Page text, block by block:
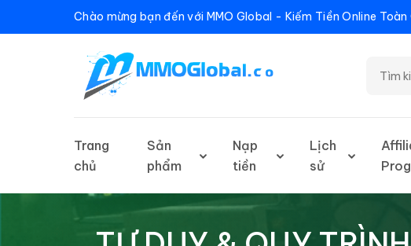
Chào mừng bạn đến với MMO Global - Kiếm Tiền Online Toàn
Trang
chủ
Sản
phẩm
Nạp
tiền
Lịch
sử